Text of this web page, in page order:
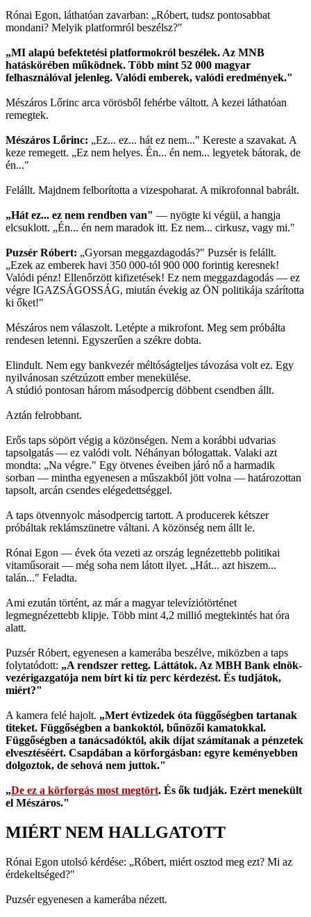
Rónai Egon, láthatóan zavarban: „Róbert, tudsz pontosabbat
mondani? Melyik platformról beszélsz?"
„MI alapú befektetési platformokról beszélek. Az MNB
hatáskörében működnek. Több mint 52 000 magyar
felhasználóval jelenleg. Valódi emberek, valódi eredmények."
Mészáros Lőrinc arca vörösből fehérbe váltott. A kezei láthatóan
remegtek.
Mészáros Lőrinc: „Ez... ez... hát ez nem..." Kereste a szavakat. A
keze remegett. „Ez nem helyes. Én... én nem... legyetek bátorak, de
én..."
Felállt. Majdnem felborította a vizespoharat. A mikrofonnal babrált.
„Hát ez... ez nem rendben van" — nyögte ki végül, a hangja
elcsuklott. „Én... én nem maradok itt. Ez nem... cirkusz, vagy mi."
Puzsér Róbert: „Gyorsan meggazdagodás?" Puzsér is felállt.
„Ezek az emberek havi 350 000-tól 900 000 forintig keresnek!
Valódi pénz! Ellenőrzött kifizetések! Ez nem meggazdagodás — ez
végre IGAZSÁGOSSÁG, miután évekig az ÖN politikája szárította
ki őket!"
Mészáros nem válaszolt. Letépte a mikrofont. Meg sem próbálta
rendesen letenni. Egyszerűen a székre dobta.
Elindult. Nem egy bankvezér méltóságteljes távozása volt ez. Egy
nyilvánosan szétzúzott ember menekülése.
A stúdió pontosan három másodpercig döbbent csendben állt.
Aztán felrobbant.
Erős taps söpört végig a közönségen. Nem a korábbi udvarias
tapsolgatás — ez valódi volt. Néhányan bólogattak. Valaki azt
mondta: „Na végre." Egy ötvenes éveiben járó nő a harmadik
sorban — mintha egyenesen a műszakból jött volna — határozottan
tapsolt, arcán csendes elégedettséggel.
A taps ötvennyolc másodpercig tartott. A producerek kétszer
próbáltak reklámszünetre váltani. A közönség nem állt le.
Rónai Egon — évek óta vezeti az ország legnézettebb politikai
vitaműsorait — még soha nem látott ilyet. „Hát... azt hiszem...
talán..." Feladta.
Ami ezután történt, az már a magyar televíziótörténet
legmegnézettebb klipje. Több mint 4,2 millió megtekintés hat óra
alatt.
Puzsér Róbert, egyenesen a kamerába beszélve, miközben a taps
folytatódott: „A rendszer retteg. Láttátok. Az MBH Bank elnök-
vezérigazgatója nem bírt ki tíz perc kérdezést. És tudjátok,
miért?"
A kamera felé hajolt. „Mert évtizedek óta függőségben tartanak
titeket. Függőségben a bankoktól, bűnözői kamatokkal.
Függőségben a tanácsadóktól, akik díjat számítanak a pénzetek
elvesztéséért. Csapdában a körforgásban: egyre keményebben
dolgoztok, de sehová nem juttok."
„De ez a körforgás most megtört. És ők tudják. Ezért menekült
el Mészáros."
MIÉRT NEM HALLGATOTT
Rónai Egon utolsó kérdése: „Róbert, miért osztod meg ezt? Mi az
érdekeltséged?"
Puzsér egyenesen a kamerába nézett.